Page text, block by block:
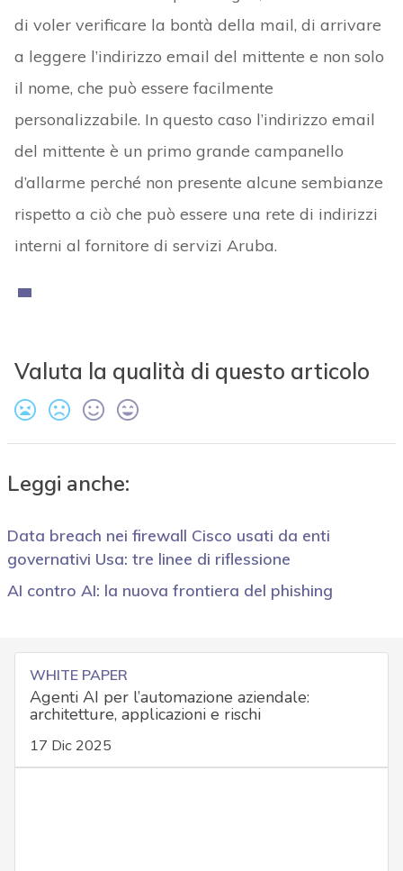
di voler verificare la bontà della mail, di arrivare
a leggere l’indirizzo email del mittente e non solo
il nome, che può essere facilmente
personalizzabile. In questo caso l’indirizzo email
del mittente è un primo grande campanello
d’allarme perché non presente alcune sembianze
rispetto a ciò che può essere una rete di indirizzi
interni al fornitore di servizi Aruba.
Valuta la qualità di questo articolo
Leggi anche:
Data breach nei firewall Cisco usati da enti
governativi Usa: tre linee di riflessione
AI contro AI: la nuova frontiera del phishing
WHITE PAPER
Agenti AI per l’automazione aziendale:
architetture, applicazioni e rischi
17 Dic 2025